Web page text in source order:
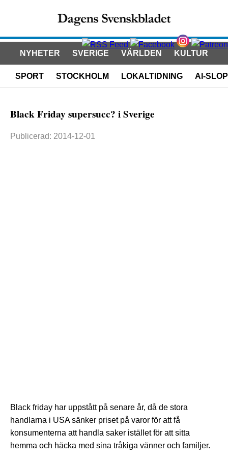
NYHETER SVERIGE VÄRLDEN KULTUR
SPORT STOCKHOLM LOKALTIDNING AI-SLOP
Black Friday supersucc? i Sverige
Publicerad: 2014-12-01
Black friday har uppstått på senare år, då de stora
handlarna i USA sänker priset på varor för att få
konsumenterna att handla saker istället för att sitta
hemma och häcka med sina tråkiga vänner och familjer.